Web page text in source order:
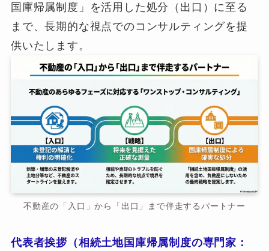
国庫帰属制度」を活用した処分（出口）に至る
まで、長期的な視点でのコンサルティングを提
供いたします。
不動産の「入口」から「出口」まで伴走するパートナー
代表者挨拶（相続土地国庫帰属制度の専門家：